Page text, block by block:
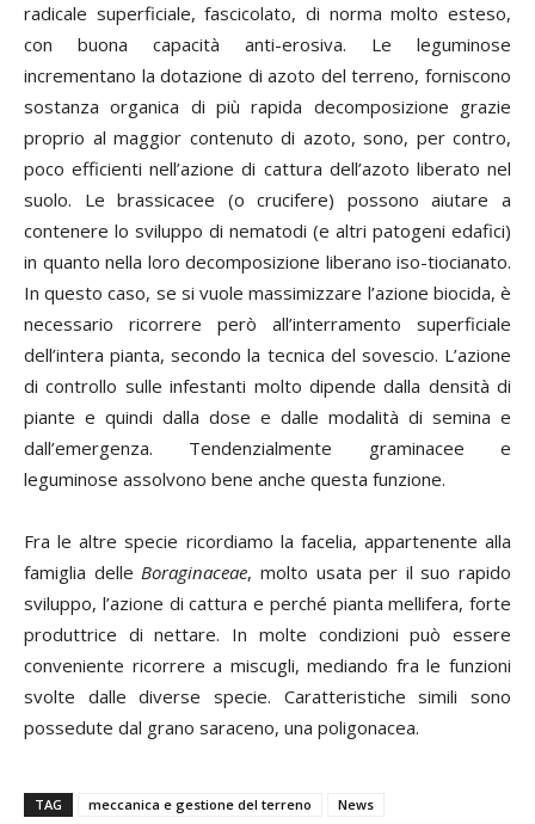
radicale superficiale, fascicolato, di norma molto esteso,
con buona capacità anti-erosiva. Le leguminose
incrementano la dotazione di azoto del terreno, forniscono
sostanza organica di più rapida decomposizione grazie
proprio al maggior contenuto di azoto, sono, per contro,
poco efficienti nell’azione di cattura dell’azoto liberato nel
suolo. Le brassicacee (o crucifere) possono aiutare a
contenere lo sviluppo di nematodi (e altri patogeni edafici)
in quanto nella loro decomposizione liberano iso-tiocianato.
In questo caso, se si vuole massimizzare l’azione biocida, è
necessario ricorrere però all’interramento superficiale
dell’intera pianta, secondo la tecnica del sovescio. L’azione
di controllo sulle infestanti molto dipende dalla densità di
piante e quindi dalla dose e dalle modalità di semina e
dall’emergenza. Tendenzialmente graminacee e
leguminose assolvono bene anche questa funzione.
Fra le altre specie ricordiamo la facelia, appartenente alla
famiglia delleBoraginaceae, molto usata per il suo rapido
sviluppo, l’azione di cattura e perché pianta mellifera, forte
produttrice di nettare. In molte condizioni può essere
conveniente ricorrere a miscugli, mediando fra le funzioni
svolte dalle diverse specie. Caratteristiche simili sono
possedute dal grano saraceno, una poligonacea.
TAG meccanica e gestione del terreno News